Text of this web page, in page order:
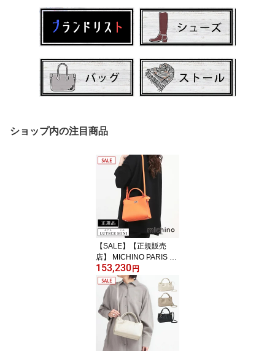
ショップ内の注目商品
【SALE】【正規販売
店】 MICHINO PARIS ミ
チノパリ バッグ LUTEC
E mini 2WAY ハンドバッ
グ B105｜michino paris
パリ 斜め掛け ミニ コン
パクト シンプル レザー
本革 ヤスミチノ イタリ
ア製 大人 ブランド プレ
ゼント 新品 公式 正規品
153,230 円